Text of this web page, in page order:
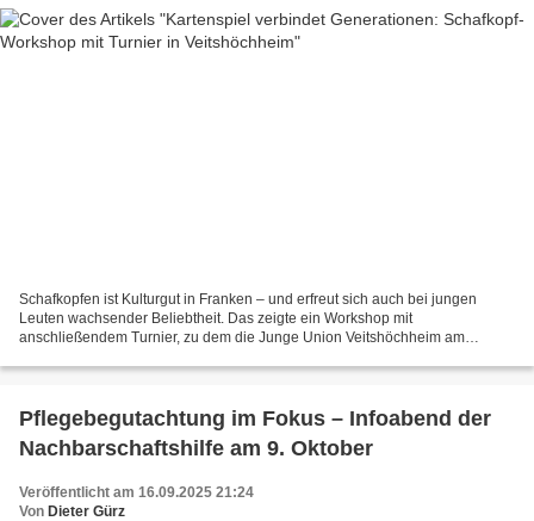
Schafkopfen ist Kulturgut in Franken – und erfreut sich auch bei jungen
Leuten wachsender Beliebtheit. Das zeigte ein Workshop mit
anschließendem Turnier, zu dem die Junge Union Veitshöchheim am
Pflegebegutachtung im Fokus – Infoabend der
Nachbarschaftshilfe am 9. Oktober
Veröffentlicht am 16.09.2025 21:24
Von Dieter Gürz